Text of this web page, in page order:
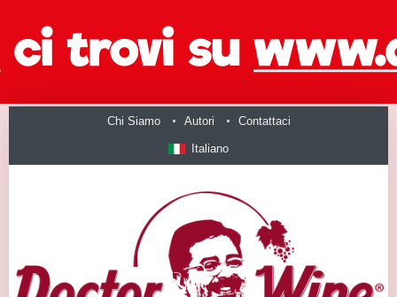
Chi Siamo Autori Contattaci
Italiano